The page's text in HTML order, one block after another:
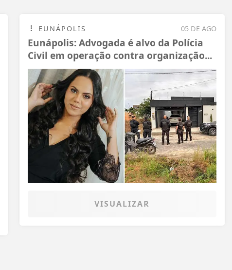
05 DE AGO
EUNÁPOLIS
Eunápolis: Advogada é alvo da Polícia
Civil em operação contra organização...
VISUALIZAR